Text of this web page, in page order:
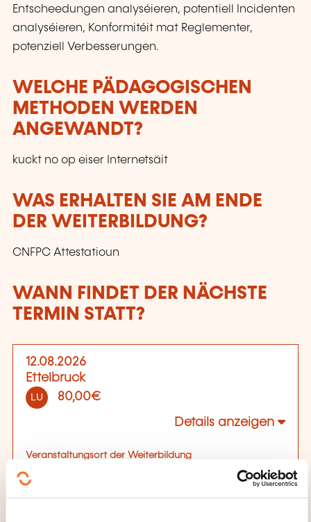
Entscheedungen analyséieren, potentiell Incidenten
analyséieren, Konformitéit mat Reglementer,
potenziell Verbesserungen.
WELCHE PÄDAGOGISCHEN
METHODEN WERDEN
ANGEWANDT?
kuckt no op eiser Internetsäit
WAS ERHALTEN SIE AM ENDE
DER WEITERBILDUNG?
CNFPC Attestatioun
WANN FINDET DER NÄCHSTE
TERMIN STATT?
12.08.2026
Ettelbruck
LU 80,00€
Details anzeigen
Veranstaltungsort der Weiterbildung
CNFPC - Ettelbruck